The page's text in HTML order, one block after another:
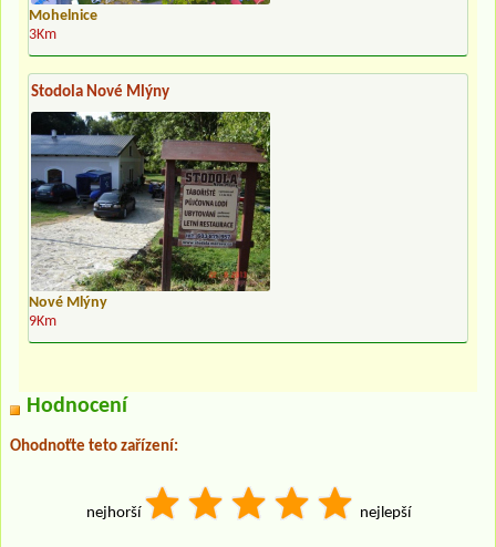
Mohelnice
3Km
Stodola Nové Mlýny
Nové Mlýny
9Km
Hodnocení
Ohodnoťte teto zařízení:
nejhorší nejlepší